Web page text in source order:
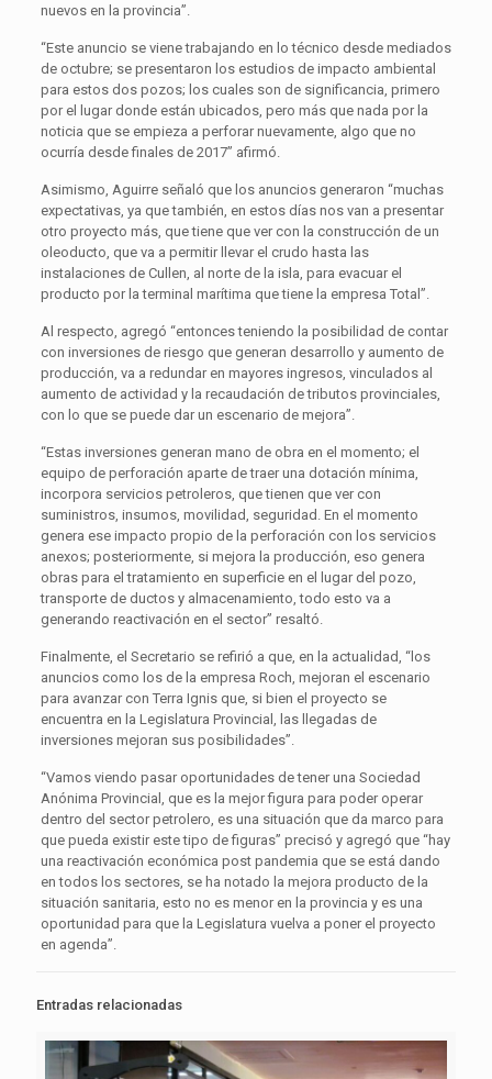
nuevos en la provincia”.
“Este anuncio se viene trabajando en lo técnico desde mediados
de octubre; se presentaron los estudios de impacto ambiental
para estos dos pozos; los cuales son de significancia, primero
por el lugar donde están ubicados, pero más que nada por la
noticia que se empieza a perforar nuevamente, algo que no
ocurría desde finales de 2017” afirmó.
Asimismo, Aguirre señaló que los anuncios generaron “muchas
expectativas, ya que también, en estos días nos van a presentar
otro proyecto más, que tiene que ver con la construcción de un
oleoducto, que va a permitir llevar el crudo hasta las
instalaciones de Cullen, al norte de la isla, para evacuar el
producto por la terminal marítima que tiene la empresa Total”.
Al respecto, agregó “entonces teniendo la posibilidad de contar
con inversiones de riesgo que generan desarrollo y aumento de
producción, va a redundar en mayores ingresos, vinculados al
aumento de actividad y la recaudación de tributos provinciales,
con lo que se puede dar un escenario de mejora”.
“Estas inversiones generan mano de obra en el momento; el
equipo de perforación aparte de traer una dotación mínima,
incorpora servicios petroleros, que tienen que ver con
suministros, insumos, movilidad, seguridad. En el momento
genera ese impacto propio de la perforación con los servicios
anexos; posteriormente, si mejora la producción, eso genera
obras para el tratamiento en superficie en el lugar del pozo,
transporte de ductos y almacenamiento, todo esto va a
generando reactivación en el sector” resaltó.
Finalmente, el Secretario se refirió a que, en la actualidad, “los
anuncios como los de la empresa Roch, mejoran el escenario
para avanzar con Terra Ignis que, si bien el proyecto se
encuentra en la Legislatura Provincial, las llegadas de
inversiones mejoran sus posibilidades”.
“Vamos viendo pasar oportunidades de tener una Sociedad
Anónima Provincial, que es la mejor figura para poder operar
dentro del sector petrolero, es una situación que da marco para
que pueda existir este tipo de figuras” precisó y agregó que “hay
una reactivación económica post pandemia que se está dando
en todos los sectores, se ha notado la mejora producto de la
situación sanitaria, esto no es menor en la provincia y es una
oportunidad para que la Legislatura vuelva a poner el proyecto
en agenda”.
Entradas relacionadas